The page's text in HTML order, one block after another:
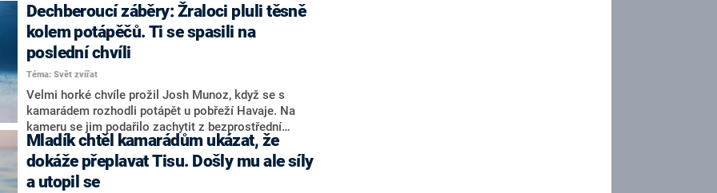
vody auto soukromé odtahové firmy. Na místě byl
připraven i vyprošťovací tank hasičského záchranného
sboru, řekl po 18:00 mluvčí hasičů Jan Sýkora. Řidič
uvízl v kabině potopeného auta a zahynul.
Dechberoucí záběry: Žraloci pluli těsně
kolem potápěčů. Ti se spasili na
poslední chvíli
Téma: Svět zvířat
Velmi horké chvíle prožil Josh Munoz, když se s
kamarádem rozhodli potápět u pobřeží Havaje. Na
kameru se jim podařilo zachytit z bezprostřední
blízkosti několik žraloků tygřích, kteří mohou zaútočit
i na lidi. Mořští predátoři je poté začali pronásledovat,
informuje britský web The Mirror.
Mladík chtěl kamarádům ukázat, že
dokáže přeplavat Tisu. Došly mu ale síly
a utopil se